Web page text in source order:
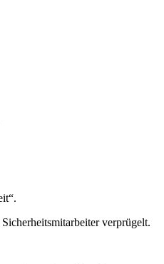
verprügelt.